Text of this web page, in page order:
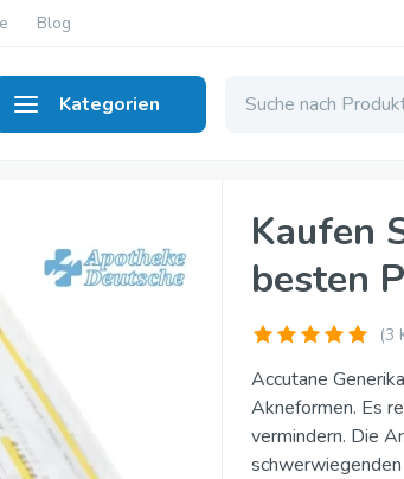
Blog
Kategorien
Erektile Dysfunktion
Viagra Generika
Generika
Levitra Generika
Original
Cialis Original
Cialis
Cialis
Kaufen
besten
(3
Accutane
Akneformen. Es
vermindern. Die